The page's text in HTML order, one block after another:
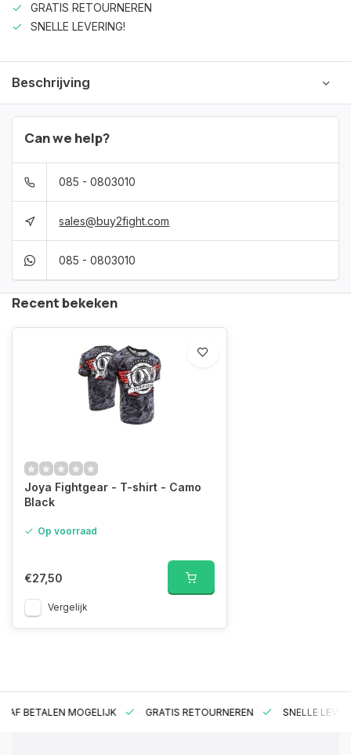
GRATIS RETOURNEREN
SNELLE LEVERING!
Beschrijving
Can we help?
085 - 0803010
sales@buy2fight.com
085 - 0803010
Recent bekeken
Joya Fightgear - T-shirt - Camo
Black
Op voorraad
€27,50
Vergelijk
BETALEN MOGELIJK GRATIS RETOURNEREN SNELLE